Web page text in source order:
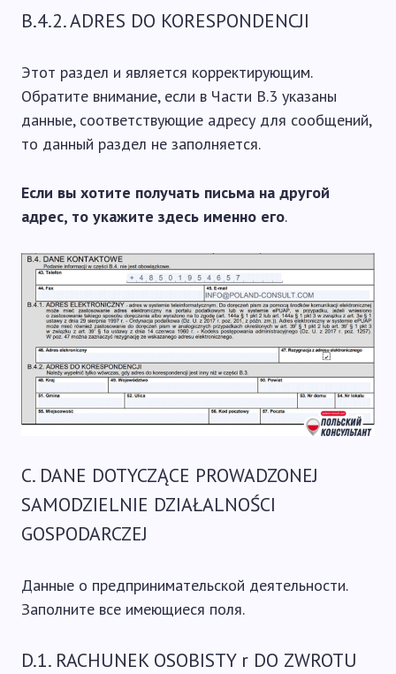
B.4.2. ADRES DO KORESPONDENCJI
Этот раздел и является корректирующим.
Обратите внимание, если в Части B.3 указаны
данные, соответствующие адресу для сообщений,
то данный раздел не заполняется.
Если вы хотите получать письма на другой
адрес, то укажите здесь именно его.
C. DANE DOTYCZĄCE PROWADZONEJ
SAMODZIELNIE DZIAŁALNOŚCI
GOSPODARCZEJ
Данные о предпринимательской деятельности.
Заполните все имеющиеся поля.
D.1. RACHUNEK OSOBISTY r DO ZWROTU